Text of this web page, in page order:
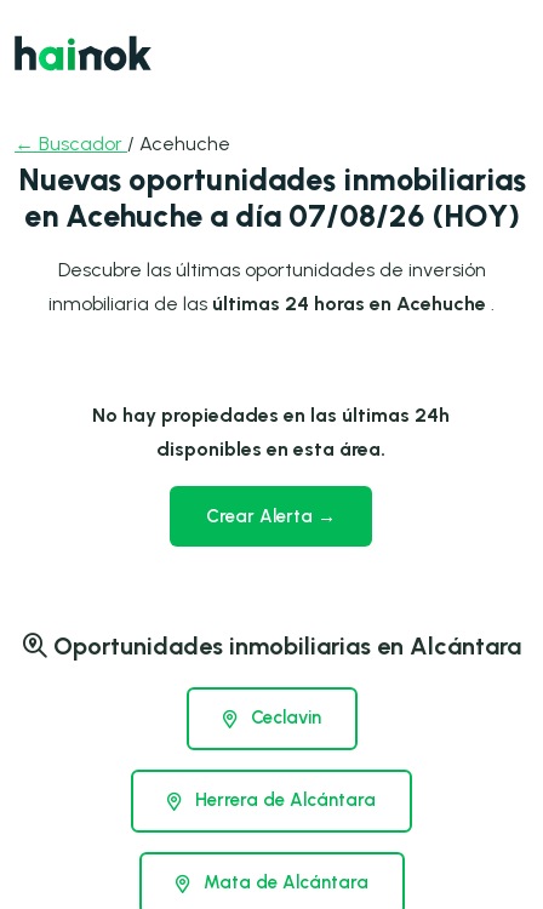
← Buscador / Acehuche
Nuevas oportunidades inmobiliarias
en Acehuche a día 07/08/26 (HOY)
Descubre las últimas oportunidades de inversión
inmobiliaria de las últimas 24 horas en Acehuche
No hay propiedades en las últimas 24h
disponibles en esta área.
Crear Alerta →
Oportunidades inmobiliarias en Alcántara
Ceclavin
Herrera de Alcántara
Mata de Alcántara